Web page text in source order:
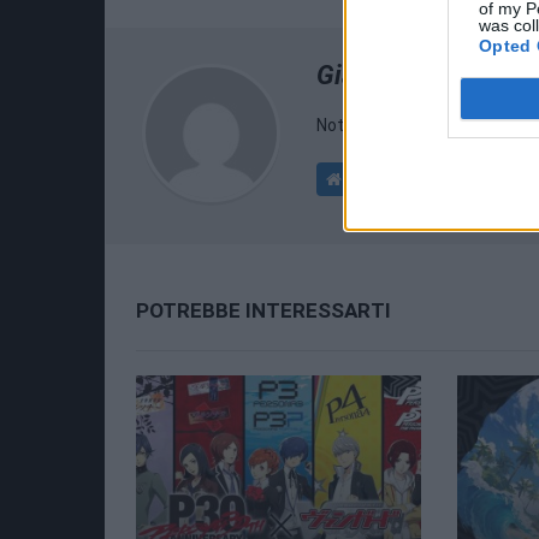
of my
was
Opted
Giampiero
Nothing interesting here.
POTREBBE INTERESSARTI